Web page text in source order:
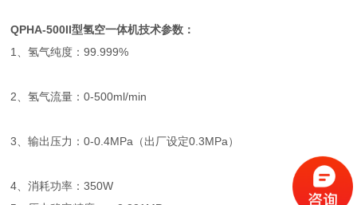
QPHA-500II型氢空一体机技术参数：
1、氢气纯度：99.999%
2、氢气流量：0-500ml/min
3、输出压力：0-0.4MPa（出厂设定0.3MPa）
4、消耗功率：350W